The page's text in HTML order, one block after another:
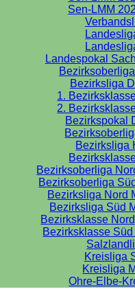
Sen-LMM
Landespokal
Bezirksliga
1.
2.
Bezirkspokal
Bezirksliga
Bezirksoberliga
Bezirksoberliga
Bezirksliga Nord
Bezirksliga Süd
Bezirksklasse
Bezirksklasse
Kreisliga
Kreisliga
Ohre-Elbe-